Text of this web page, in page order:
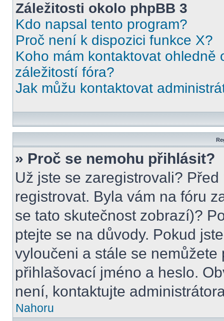
Záležitosti okolo phpBB 3
Kdo napsal tento program?
Proč není k dispozici funkce X?
Koho mám kontaktovat
záležitostí fóra?
Jak můžu kontaktovat
» Proč se nemohu přihlásit?
Už jste se zaregistrovali?
registrovat. Byla vám na fóru
se tato skutečnost zobrazí)?
ptejte se na důvody. Pokud
vyloučeni a stále se
přihlašovací jméno a heslo.
není, kontaktujte
Nahoru